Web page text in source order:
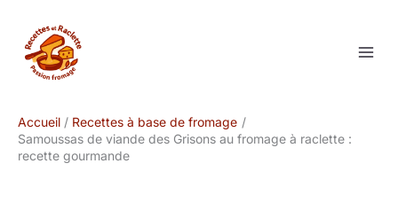
contenu
Accueil
Recettes à base de fromage
Samoussas de viande des Grisons au fromage à raclette :
recette gourmande